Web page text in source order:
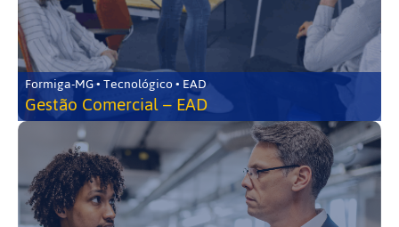
Formiga-MG • Tecnológico • EAD
Gestão Comercial – EAD